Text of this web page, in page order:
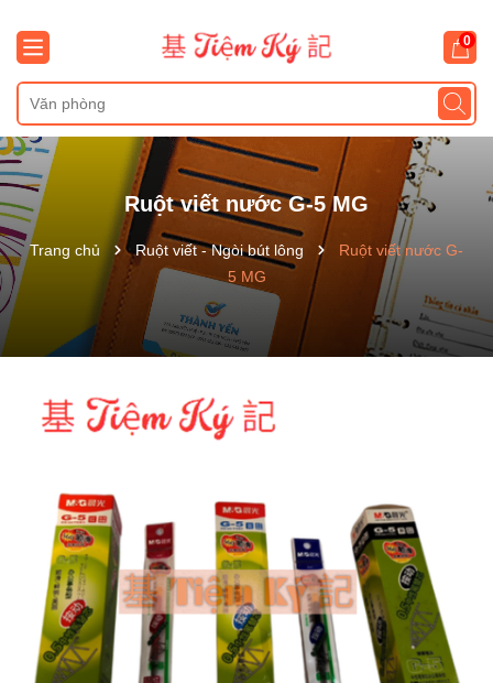
0
Ruột viết nước G-5 MG
Trang chủ Ruột viết - Ngòi bút lông
Ruột viết nước G-
5 MG